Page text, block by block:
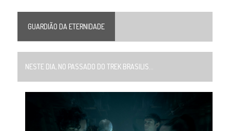
GUARDIÃO DA ETERNIDADE
NESTE DIA, NO PASSADO DO TREK BRASILIS...